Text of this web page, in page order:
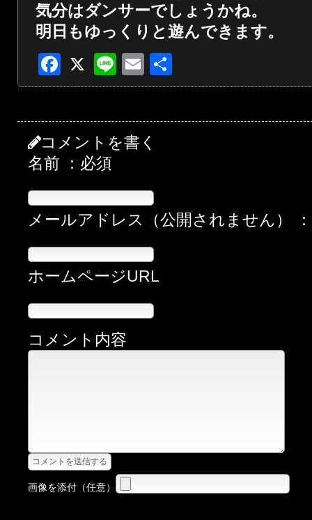
気分はダンサーでしょうかね。
明日もゆっくりと遊んできます。
Facebook
X LineEmail
有
コメントを書く
名前 ：必須
メールアドレス（公開されません）
ホームページURL
コメント内容
画像を添付（任意）